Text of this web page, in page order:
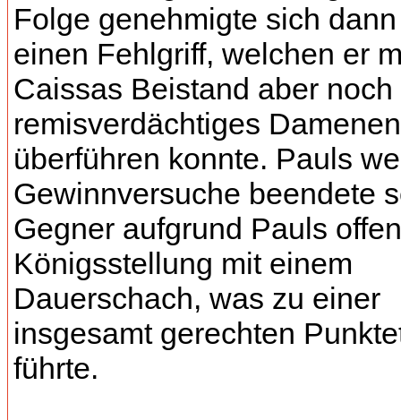
Folge genehmigte sich
einen Fehlgriff, welchen er
Caissas Beistand aber
remisverdächtiges
überführen konnte. Pauls
Gewinnversuche beendete
Gegner aufgrund Pauls
Königsstellung mit einem
Dauerschach, was zu einer
insgesamt gerechten
führte.